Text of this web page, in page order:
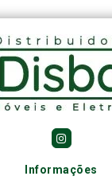
Informações